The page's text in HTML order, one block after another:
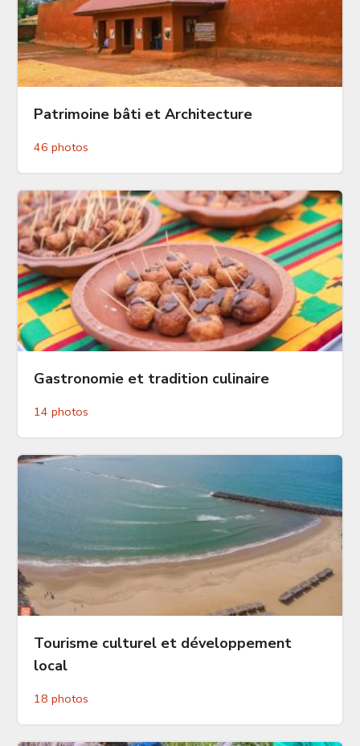
Patrimoine bâti et Architecture
46 photos
Gastronomie et tradition culinaire
14 photos
Tourisme culturel et développement
local
18 photos